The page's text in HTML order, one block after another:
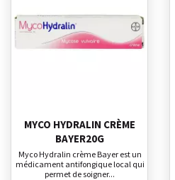
MYCO HYDRALIN CRÈME
BAYER20G
Myco Hydralin crème Bayer est un
médicament antifongique local qui
permet de soigner...